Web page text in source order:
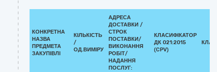
КОНКРЕТНА
НАЗВА
ПРЕДМЕТА
ЗАКУПІВЛІ
КІЛЬКІСТЬ
/
ОД.ВИМІРУ
АДРЕСА
ДОСТАВКИ /
СТРОК
ПОСТАВКИ/
ВИКОНАННЯ
РОБІТ/
НАДАННЯ
ПОСЛУГ:
КЛАСИФІКАТОР
ДК 021:2015
(CPV)